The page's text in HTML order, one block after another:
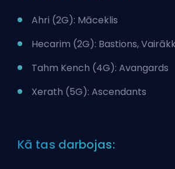
Ahri (2G): Māceklis
Hecarim (2G): Bastions,
Tahm Kench (4G): Avangards
Xerath (5G): Ascendants
Kā tas darbojas: